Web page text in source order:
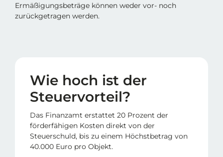
Ermäßigungsbeträge können weder vor- noch
zurückgetragen werden.
Wie hoch ist der
Steuervorteil?
Das Finanzamt erstattet 20 Prozent der
förderfähigen Kosten direkt von der
Steuerschuld, bis zu einem Höchstbetrag von
40.000 Euro pro Objekt.